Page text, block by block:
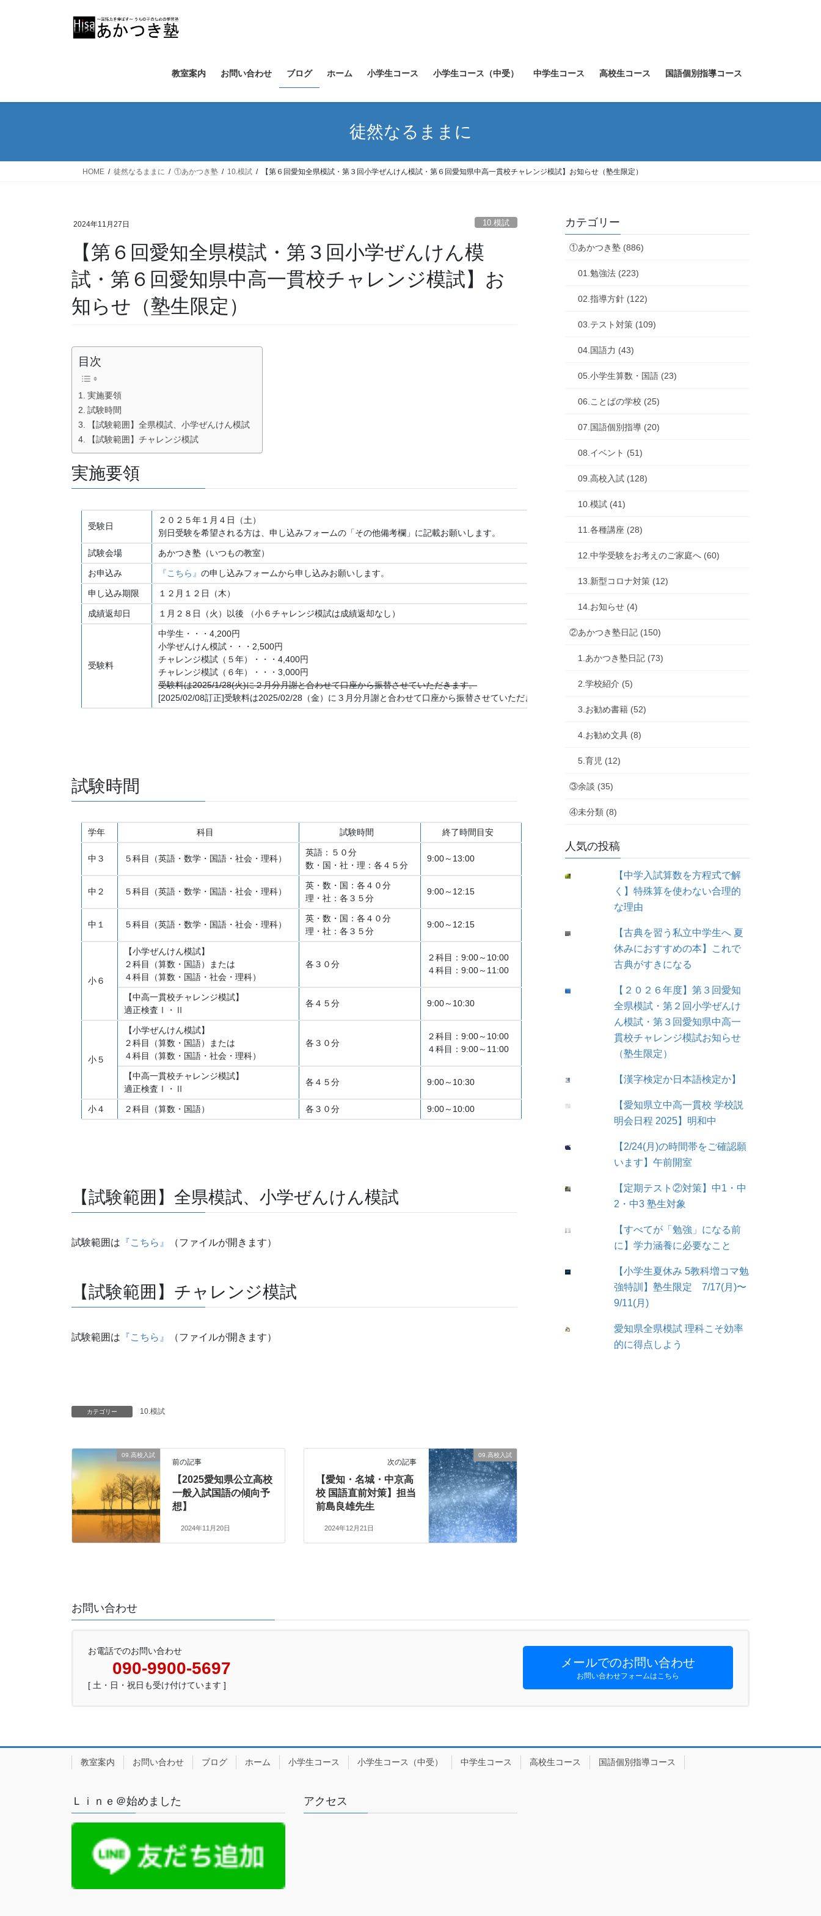
教室案内 お問い合わせ ブログ ホーム 小学生コース 小学生コース（中受） 中学生コース 高校生コース 国語個別指導コース
徒然なるままに
HOME 徒然なるままに ①あかつき塾 10.模試 【第６回愛知全県模試・第３回小学ぜんけん模試・第６回愛知県中高一貫校チャレンジ模試】お知らせ（塾生限定）
2024年11月27日 10.模試
【第６回愛知全県模試・第３回小学ぜんけん模
試・第６回愛知県中高一貫校チャレンジ模試】お
知らせ（塾生限定）
目次
実施要領
試験時間
【試験範囲】全県模試、小学ぜんけん模試
【試験範囲】チャレンジ模試
実施要領
受験日
２０２５年１月４日（土）
別日受験を希望される方は、申し込みフォームの「その他備考欄」に記載お願いします。
試験会場 あかつき塾（いつもの教室）
お申込み 『こちら』 の申し込みフォームから申し込みお願いします。
申し込み期限 １２月１２日（木）
成績返却日 １月２８日（火）以後 （小６チャレンジ模試は成績返却なし）
受験料
中学生・・・4,200円
小学ぜんけん模試・・・2,500円
チャレンジ模試（５年）・・・4,400円
チャレンジ模試（６年）・・・3,000円
受験料は2025/1/28(火)に２月分月謝と合わせて口座から振替させていただきます。
[2025/02/08訂正]受験料は2025/02/28（金）に３月分月謝と合わせて口座から振替させていただきます。
試験時間
学年 科目 試験時間 終了時間目安
中３ ５科目（英語・数学・国語・社会・理科）
英語：５０分
数・国・社・理：各４５分
9:00～13:00
中２ ５科目（英語・数学・国語・社会・理科）
英・数・国：各４０分
理・社：各３５分
9:00～12:15
中１ ５科目（英語・数学・国語・社会・理科）
英・数・国：各４０分
理・社：各３５分
9:00～12:15
小６
【小学ぜんけん模試】
２科目（算数・国語）または
４科目（算数・国語・社会・理科）
各３０分
２科目：9:00～10:00
４科目：9:00～11:00
【中高一貫校チャレンジ模試】
適正検査Ⅰ・Ⅱ
各４５分 9:00～10:30
小５
【小学ぜんけん模試】
２科目（算数・国語）または
４科目（算数・国語・社会・理科）
各３０分
２科目：9:00～10:00
４科目：9:00～11:00
【中高一貫校チャレンジ模試】
適正検査Ⅰ・Ⅱ
各４５分 9:00～10:30
小４ ２科目（算数・国語） 各３０分 9:00～10:00
【試験範囲】全県模試、小学ぜんけん模試
試験範囲は 『こちら』 （ファイルが開きます）
【試験範囲】チャレンジ模試
試験範囲は 『こちら』 （ファイルが開きます）
カテゴリー 10.模試
09.高校入試
前の記事
【2025愛知県公立高校
一般入試国語の傾向予
想】
2024年11月20日
09.高校入試
次の記事
【愛知・名城・中京高
校 国語直前対策】担当
前島良雄先生
2024年12月21日
カテゴリー
①あかつき塾 (886)
01.勉強法 (223)
02.指導方針 (122)
03.テスト対策 (109)
04.国語力 (43)
05.小学生算数・国語 (23)
06.ことばの学校 (25)
07.国語個別指導 (20)
08.イベント (51)
09.高校入試 (128)
10.模試 (41)
11.各種講座 (28)
12.中学受験をお考えのご家庭へ (60)
13.新型コロナ対策 (12)
14.お知らせ (4)
②あかつき塾日記 (150)
1.あかつき塾日記 (73)
2.学校紹介 (5)
3.お勧め書籍 (52)
4.お勧め文具 (8)
5.育児 (12)
③余談 (35)
④未分類 (8)
人気の投稿
【中学入試算数を方程式で解
く】特殊算を使わない合理的
な理由
【古典を習う私立中学生へ 夏
休みにおすすめの本】これで
古典がすきになる
【２０２６年度】第３回愛知
全県模試・第２回小学ぜんけ
ん模試・第３回愛知県中高一
貫校チャレンジ模試お知らせ
（塾生限定）
【漢字検定か日本語検定か】
【愛知県立中高一貫校 学校説
明会日程 2025】明和中
【2/24(月)の時間帯をご確認願
います】午前開室
【定期テスト②対策】中1・中
2・中3 塾生対象
【すべてが「勉強」になる前
に】学力涵養に必要なこと
【小学生夏休み 5教科増コマ勉
強特訓】塾生限定 7/17(月)〜
9/11(月)
愛知県全県模試 理科こそ効率
的に得点しよう
お問い合わせ
お電話でのお問い合わせ
090-9900-5697
[ 土・日・祝日も受け付けています ]
メールでのお問い合わせ
お問い合わせフォームはこちら
教室案内 お問い合わせ ブログ ホーム 小学生コース 小学生コース（中受） 中学生コース 高校生コース 国語個別指導コース
Ｌｉｎｅ＠始めました アクセス